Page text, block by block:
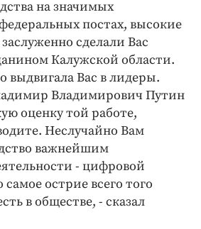
на значимых
постах, высокие
сделали Вас
Калужской области.
выдвигала Вас в лидеры.
Владимирович Путин
оценку той работе,
Неслучайно Вам
важнейшим
- цифровой
острие всего того
в обществе, - сказал